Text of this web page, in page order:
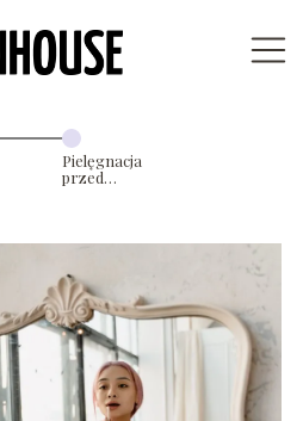
Pielęgnacja
przed